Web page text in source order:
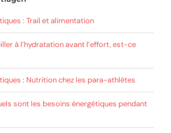
: Trail et alimentation
à l’hydratation avant l’effort, est-ce
: Nutrition chez les para-athlètes
sont les besoins énergétiques pendant